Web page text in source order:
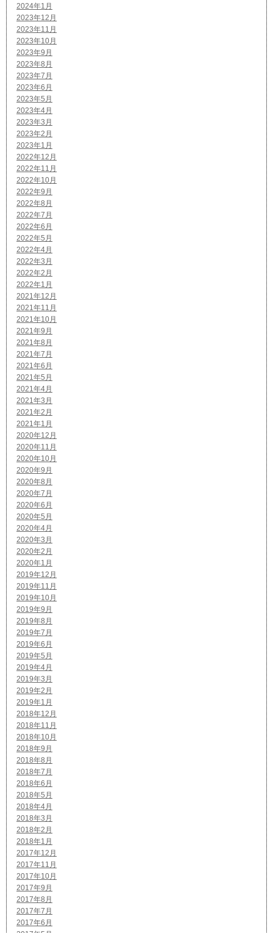
2024年1月
2023年12月
2023年11月
2023年10月
2023年9月
2023年8月
2023年7月
2023年6月
2023年5月
2023年4月
2023年3月
2023年2月
2023年1月
2022年12月
2022年11月
2022年10月
2022年9月
2022年8月
2022年7月
2022年6月
2022年5月
2022年4月
2022年3月
2022年2月
2022年1月
2021年12月
2021年11月
2021年10月
2021年9月
2021年8月
2021年7月
2021年6月
2021年5月
2021年4月
2021年3月
2021年2月
2021年1月
2020年12月
2020年11月
2020年10月
2020年9月
2020年8月
2020年7月
2020年6月
2020年5月
2020年4月
2020年3月
2020年2月
2020年1月
2019年12月
2019年11月
2019年10月
2019年9月
2019年8月
2019年7月
2019年6月
2019年5月
2019年4月
2019年3月
2019年2月
2019年1月
2018年12月
2018年11月
2018年10月
2018年9月
2018年8月
2018年7月
2018年6月
2018年5月
2018年4月
2018年3月
2018年2月
2018年1月
2017年12月
2017年11月
2017年10月
2017年9月
2017年8月
2017年7月
2017年6月